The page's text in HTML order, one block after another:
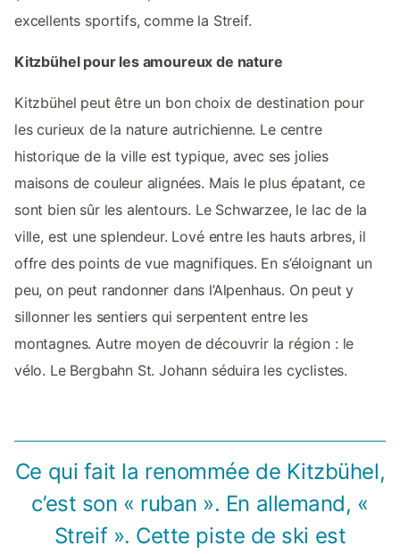
excellents sportifs, comme la Streif.
Kitzbühel pour les amoureux de nature
Kitzbühel peut être un bon choix de destination pour
les curieux de la nature autrichienne. Le centre
historique de la ville est typique, avec ses jolies
maisons de couleur alignées. Mais le plus épatant, ce
sont bien sûr les alentours. Le Schwarzee, le lac de la
ville, est une splendeur. Lové entre les hauts arbres, il
offre des points de vue magnifiques. En s’éloignant un
peu, on peut randonner dans l’Alpenhaus. On peut y
sillonner les sentiers qui serpentent entre les
montagnes. Autre moyen de découvrir la région : le
vélo. Le Bergbahn St. Johann séduira les cyclistes.
Ce qui fait la renommée de Kitzbühel,
c’est son « ruban ». En allemand, «
Streif ». Cette piste de ski est